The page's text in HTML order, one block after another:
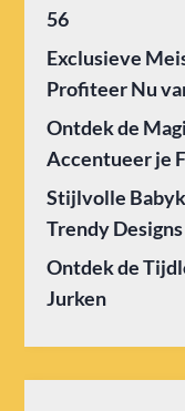
56
Exclusieve
Profiteer Nu
Ontdek de
Accentueer je
Stijlvolle
Trendy
Ontdek de
Jurken